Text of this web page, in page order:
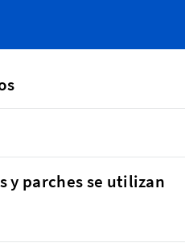
y parches se utilizan